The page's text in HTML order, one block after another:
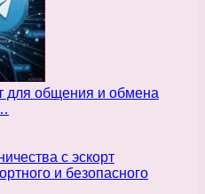
для общения и обмена
с эскорт
и безопасного